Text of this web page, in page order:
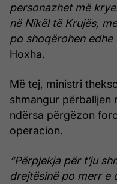
personazhet më
në Nikël të Krujës,
po shoqërohen edhe
Hoxha.
Më tej, ministri
shmangur përballjen
ndërsa përgëzon
operacion.
“Përpjekja për t’ju
drejtësinë po merr e